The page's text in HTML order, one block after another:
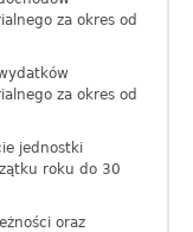
za okres od
za okres od
jednostki
roku do 30
oraz